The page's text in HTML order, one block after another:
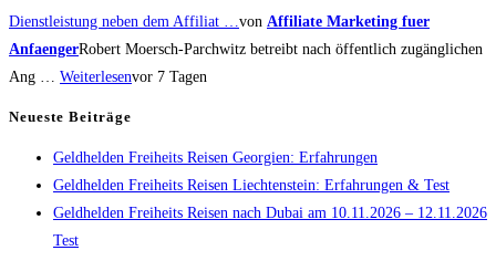
Dienstleistung neben dem Affiliat …von Affiliate Marketing fuer
AnfaengerRobert Moersch-Parchwitz betreibt nach öffentlich zugänglichen
Ang … Weiterlesenvor 7 Tagen
Neueste Beiträge
Geldhelden Freiheits Reisen Georgien: Erfahrungen
Geldhelden Freiheits Reisen Liechtenstein: Erfahrungen & Test
Geldhelden Freiheits Reisen nach Dubai am 10.11.2026 – 12.11.2026
Test